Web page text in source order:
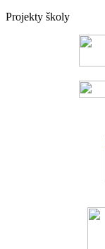
Projekty školy